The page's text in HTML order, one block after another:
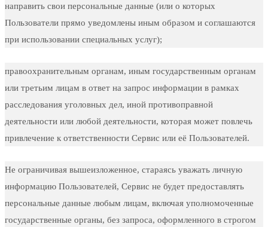
направить свои персональные данные (или о которых
Пользователи прямо уведомлены иным образом и соглашаются
при использовании специальных услуг);
правоохранительным органам, иным государственным органам
или третьим лицам в ответ на запрос информации в рамках
расследования уголовных дел, иной противоправной
деятельности или любой деятельности, которая может повлечь
привлечение к ответственности Сервис или её Пользователей.
Не ограничивая вышеизложенное, стараясь уважать личную
информацию Пользователей, Сервис не будет предоставлять
персональные данные любым лицам, включая уполномоченные
государственные органы, без запроса, оформленного в строгом